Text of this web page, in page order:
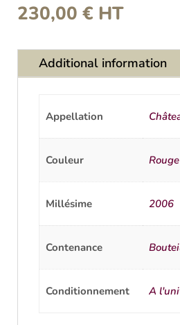
230,00 € HT
Additional information
Appellation
Couleur Rouge
Millésime 2006
Contenance
Conditionnement A